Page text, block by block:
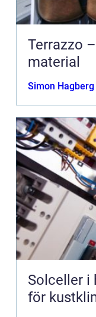
Terrazzo
material
Simon Hagberg
Solceller i
för